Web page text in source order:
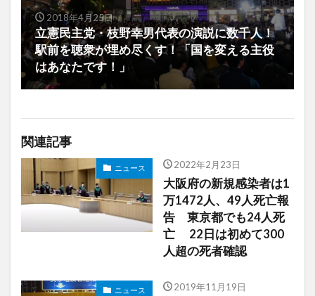
2018年4月25日
立憲民主党・枝野幸男代表の演説に数千人！
駅前を聴衆が埋め尽くす！「国を変える主役
はあなたです！」
関連記事
ニュース 2022年2月23日
大阪府の新規感染者は1
万1472人、49人死亡報
告 東京都でも24人死
亡 22日は初めて300
人超の死者確認
ニュース 2019年11月19日